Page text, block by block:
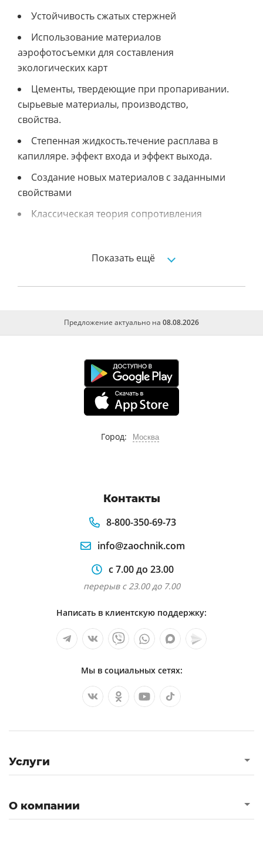
Устойчивость сжатых стержней
Использование материалов
аэрофотосъемки для составления
экологических карт
Цементы, твердеющие при пропаривании.
сырьевые материалы, производство,
свойства.
Степенная жидкость.течение расплава в
капилляре. эффект входа и эффект выхода.
Создание новых материалов с заданными
свойствами
Классическая теория сопротивления
Стойкие и сверхстойкие материалы
производственных материалов предприятия
конструкционные материалы в кбр
Инновационные конструкционные
материалы нефтегазовой отрасли
европе в годы ii мировой войны.
Оксиды и соли как строительные
Металлополимерные материалы
Пенобетоны материалы будущего
горючих веществ и материалов
1. конструкция, совершенствование
Потенциальный ввп и факторы, его
определяющие
материалы проектная работа
центральном растяжении стержня. закон
Композиционные материалы на основе
титана
Показать ещё
Предложение актуально на 08.08.2026
Город: Москва
Контакты
8-800-350-69-73
info@zaochnik.com
с 7.00 до 23.00
перерыв с 23.00 до 7.00
Написать в клиентскую поддержку:
Мы в социальных сетях:
Услуги
О компании